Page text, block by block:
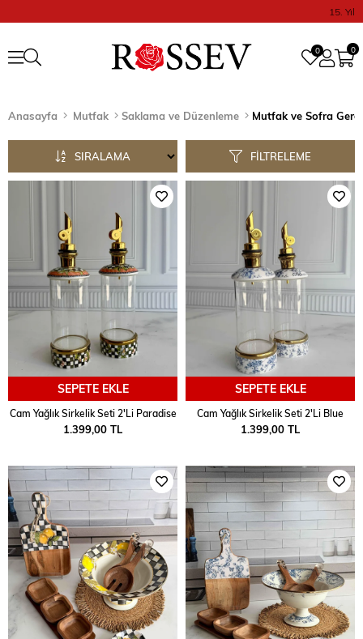
15. Yıl
0
0
Anasayfa Mutfak Saklama ve Düzenleme Mutfak ve Sofra
FILTRELEME
SIRALAMA
SEPETE EKLE
Cam Yağlık Sirkelik Seti 2'Li Paradise
1.399,00 TL
SEPETE EKLE
Cam Yağlık Sirkelik Seti 2'Li Blue
1.399,00 TL